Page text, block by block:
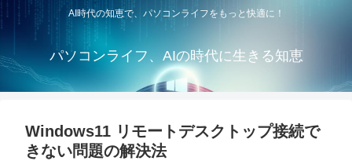
AI時代の知恵で、パソコンライフをもっと快適に！
パソコンライフ、AIの時代に生きる知恵
Windows11 リモートデスクトップ接続で
きない問題の解決法